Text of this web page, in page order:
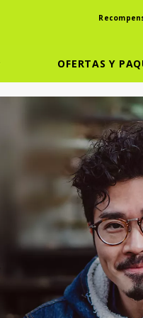
OFERTAS Y